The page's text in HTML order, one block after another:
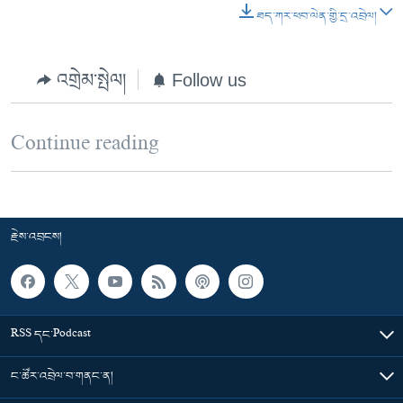
ཐད་ཀར་ཕབ་ལེན་གྱི་དྲ་འབྲེལ།
འགྲེམ་སྤེལ། Follow us
Continue reading
རྗེས་འབྲངས།
RSS དང་Podcast
ང་ཚོར་འབྲེལ་བ་གནང་ན།